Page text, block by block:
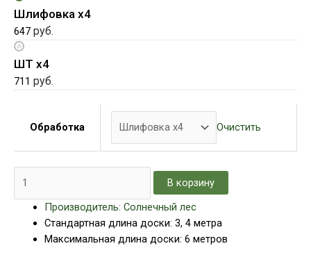
Шлифовка х4
647 руб.
ШТ х4
711 руб.
Обработка Очистить
В корзину
Производитель: Солнечный лес
Стандартная длина доски: 3, 4 метра
Максимальная длина доски: 6 метров